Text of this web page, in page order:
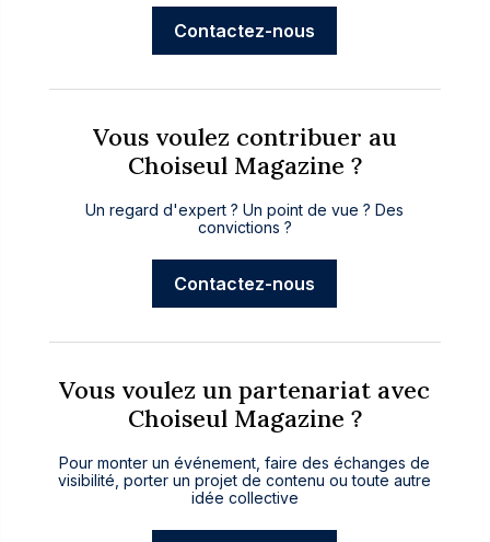
Contactez-nous
Vous voulez contribuer au
Choiseul Magazine ?
Un regard d'expert ? Un point de vue ? Des
convictions ?
Contactez-nous
Vous voulez un partenariat avec
Choiseul Magazine ?
Pour monter un événement, faire des échanges de
visibilité, porter un projet de contenu ou toute autre
idée collective